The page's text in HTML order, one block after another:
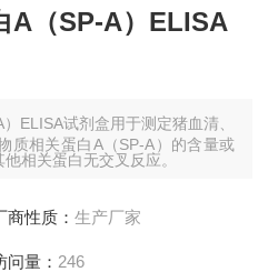
A（SP-A）ELISA
ELISA试剂盒用于测定猪血清、
质相关蛋白A（SP-A）的含量或
相关蛋白无交叉反应。
商性质： 生产厂家
问量： 246